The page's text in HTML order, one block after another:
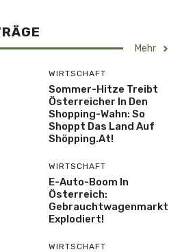
Mehr
WIRTSCHAFT
Sommer-Hitze Treibt
Österreicher In Den
Shopping-Wahn: So
Shoppt Das Land Auf
Shöpping.at!
WIRTSCHAFT
E-Auto-Boom In
Österreich:
Gebrauchtwagenmarkt
Explodiert!
WIRTSCHAFT